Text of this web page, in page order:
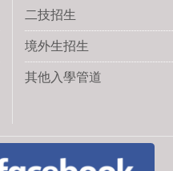
二技招生
境外生招生
其他入學管道